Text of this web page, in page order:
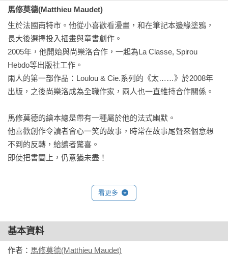
類似的情境，也常在卡通裡出現，例如貓追著自己的尾
巴、狗想甩掉自己的影子......他們陷入固有的思考模式，而觀眾
可以看清盲點。《那裡有狼！》正是利用反向思考，製造幽
默，打開孩子的笑點開關。
培養孩子的幽默感，故事是很有用的教具。因為故事可以
只是笑果讓他們開心，而是他們具有敏銳的洞察力，能從不同
的角度看事情，進而發掘隱藏的笑點。這樣的孩子，當他們面
對困難和衝突，更可以用幽默思考，化負面為正面，解決問
題！
馬修莫德(Matthieu Maudet)
生於法國南特市。他從小喜歡看漫畫，和在筆記本邊緣塗鴉，
長大後選擇投入插畫與童書創作。
2005年，他開始與尚樂洛合作，一起為La Classe, Spirou
Hebdo等出版社工作。
兩人的第一部作品：Loulou & Cie.系列的《太……》於2008年
出版，之後尚樂洛成為全職作家，兩人也一直維持合作關係。
馬修莫德的繪本總是帶有一種屬於他的法式幽默。
他喜歡創作令讀者會心一笑的故事，時常在故事尾聲來個意想
不到的反轉，給讀者驚喜。
即使把書闔上，仍意猶未盡！
看更多
基本資料
作者： 馬修莫德(Matthieu Maudet)